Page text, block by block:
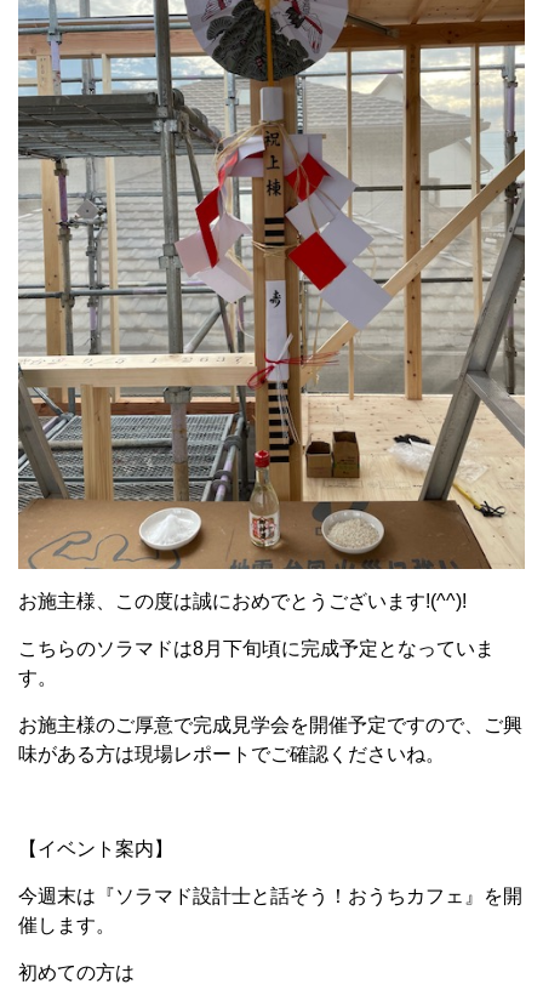
お施主様、この度は誠におめでとうございます!(^^)!
こちらのソラマドは8月下旬頃に完成予定となっていま
す。
お施主様のご厚意で完成見学会を開催予定ですので、ご興
味がある方は現場レポートでご確認くださいね。
【イベント案内】
今週末は『ソラマド設計士と話そう！おうちカフェ』を開
催します。
初めての方は